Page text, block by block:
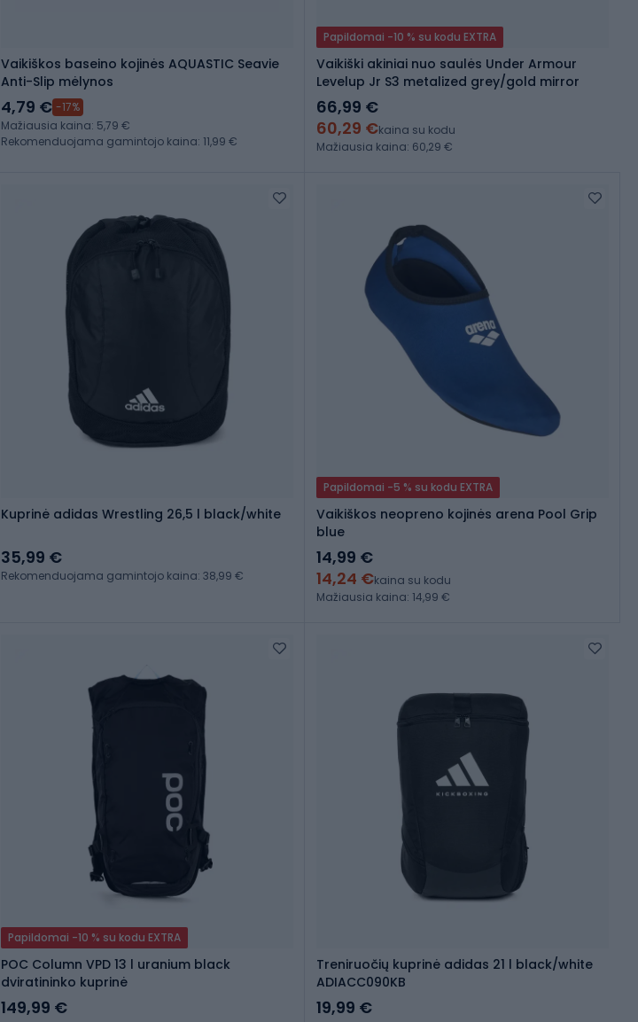
Vaikiškos baseino kojinės AQUASTIC Seavie
Anti-Slip mėlynos
4,79 € -17%
Mažiausia kaina: 5,79 €
Rekomenduojama gamintojo kaina: 11,99 €
Papildomai -10 % su kodu EXTRA
Vaikiški akiniai nuo saulės Under Armour
Levelup Jr S3 metalized grey/gold mirror
66,99 €
60,29 €kaina su kodu
Mažiausia kaina: 60,29 €
Kuprinė adidas Wrestling 26,5 l black/white
35,99 €
Rekomenduojama gamintojo kaina: 38,99 €
Papildomai -5 % su kodu EXTRA
Vaikiškos neopreno kojinės arena Pool Grip
blue
14,99 €
14,24 €kaina su kodu
Mažiausia kaina: 14,99 €
Papildomai -10 % su kodu EXTRA
POC Column VPD 13 l uranium black
dviratininko kuprinė
149,99 €
Treniruočių kuprinė adidas 21 l black/white
ADIACC090KB
19,99 €